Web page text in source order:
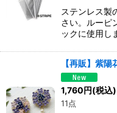
ステンレス製
さい。ルーピ
ックに使用し
【再販】紫
1,760円(税込)
11点